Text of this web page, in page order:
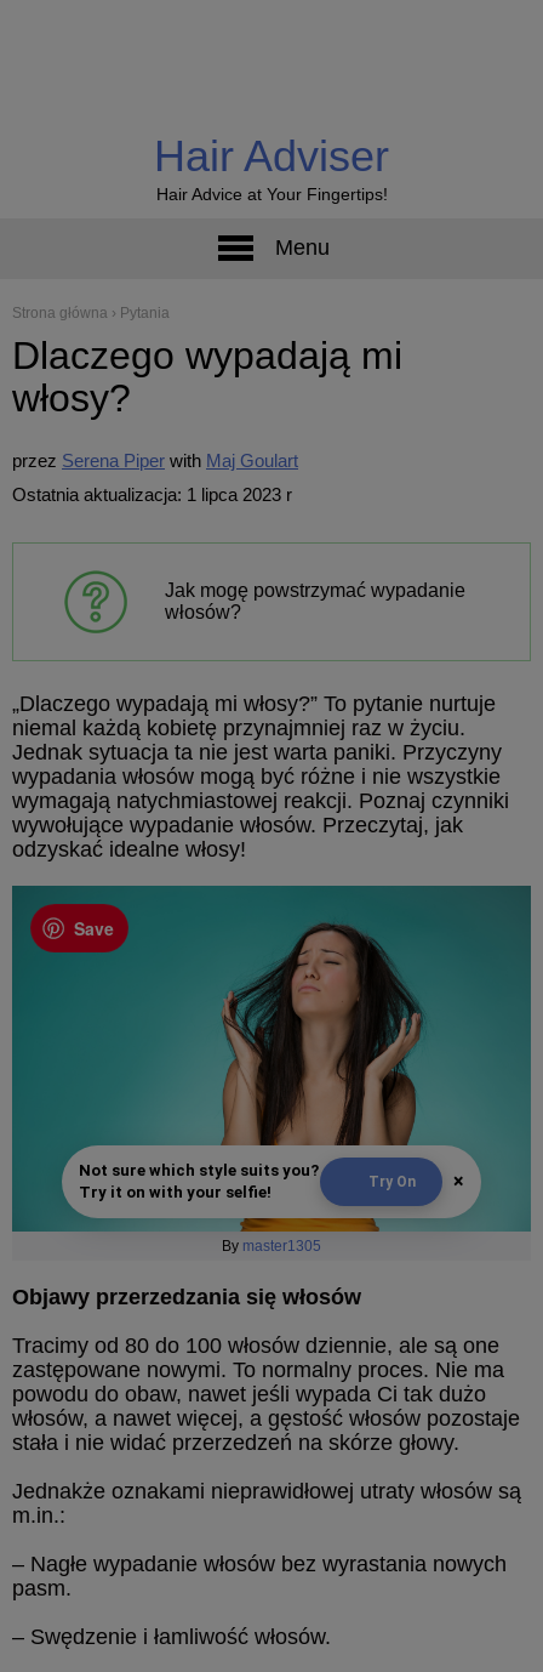
Hair Adviser
Hair Advice at Your Fingertips!
Menu
Strona główna › Pytania
Dlaczego wypadają mi
włosy?
przez Serena Piper
Maj Goulart
Ostatnia aktualizacja: 1 lipca 2023 r
Jak mogę powstrzymać wypadanie
włosów?
„Dlaczego wypadają mi włosy?” To pytanie nurtuje
niemal każdą kobietę przynajmniej raz w życiu.
Jednak sytuacja ta nie jest warta paniki. Przyczyny
wypadania włosów mogą być różne i nie wszystkie
wymagają natychmiastowej reakcji. Poznaj czynniki
wywołujące wypadanie włosów. Przeczytaj, jak
odzyskać idealne włosy!
Save
Not sure which style suits you?
Try it on with your selfie!
Try On ×
By master1305
Objawy przerzedzania się włosów
Tracimy od 80 do 100 włosów dziennie, ale są one
zastępowane nowymi. To normalny proces. Nie ma
powodu do obaw, nawet jeśli wypada Ci tak dużo
włosów, a nawet więcej, a gęstość włosów pozostaje
stała i nie widać przerzedzeń na skórze głowy.
Jednakże oznakami nieprawidłowej utraty włosów są
m.in.:
– Nagłe wypadanie włosów bez wyrastania nowych
pasm.
– Swędzenie i łamliwość włosów.